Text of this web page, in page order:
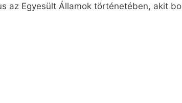
az Egyesült Államok történetében, akit